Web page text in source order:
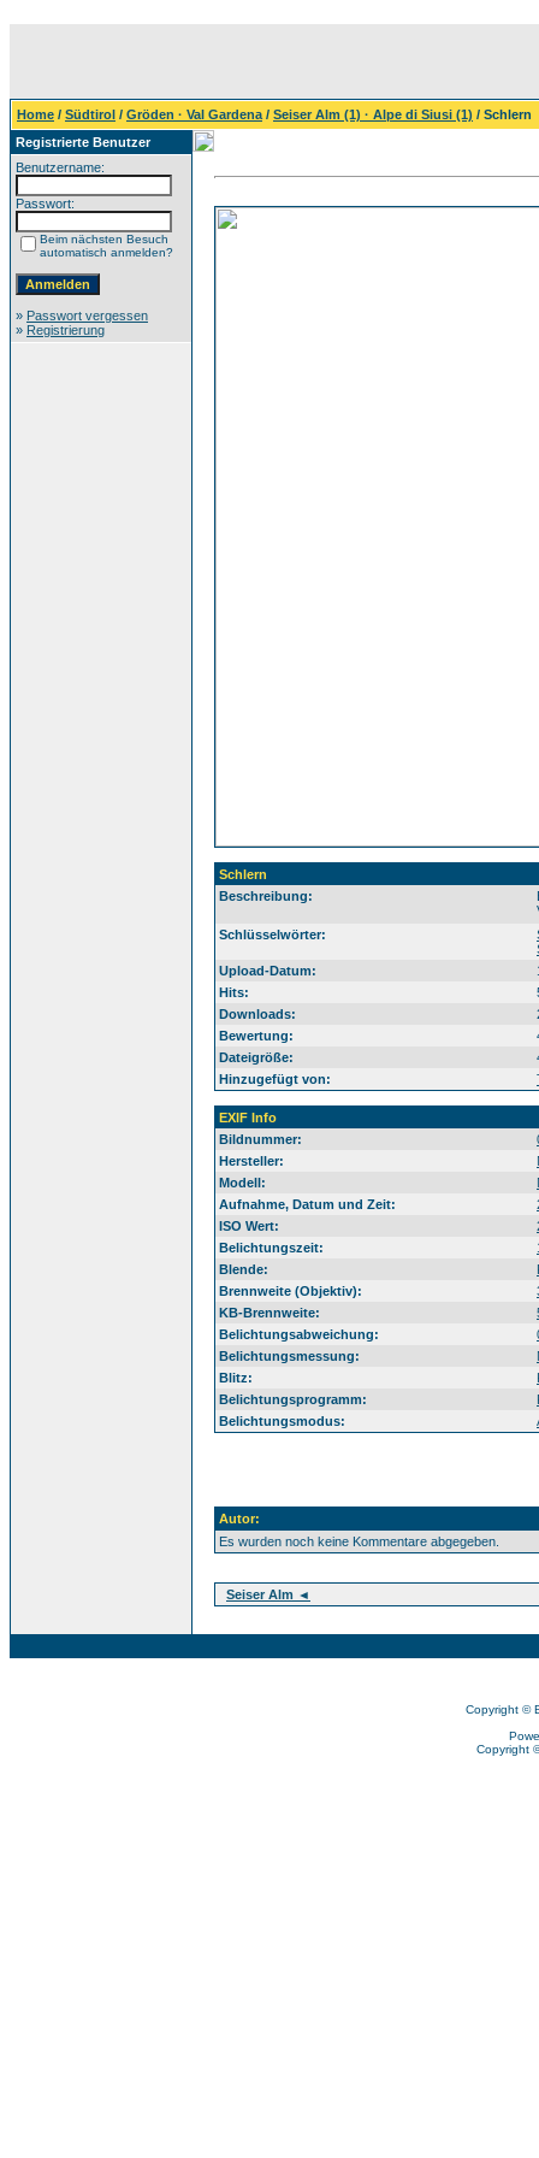
Home / Südtirol / Gröden · Val Gardena / Seiser Alm (1) · Alpe di Siusi (1) / Schlern
Registrierte Benutzer
Benutzername:
Passwort:
Beim nächsten Besuch
automatisch anmelden?
» Passwort vergessen
» Registrierung
Schlern
Beschreibung:
Schlüsselwörter:
Upload-Datum:
Hits:
Downloads:
Bewertung:
Dateigröße:
Hinzugefügt von:
EXIF Info
Bildnummer:
Hersteller:
Modell:
Aufnahme, Datum und Zeit:
ISO Wert:
Belichtungszeit:
Blende:
Brennweite (Objektiv):
KB-Brennweite:
Belichtungsabweichung:
Belichtungsmessung:
Blitz:
Belichtungsprogramm:
Belichtungsmodus:
Autor:
Es wurden noch keine Kommentare abgegeben.
Seiser Alm ◄
Copyright ©
Copyright